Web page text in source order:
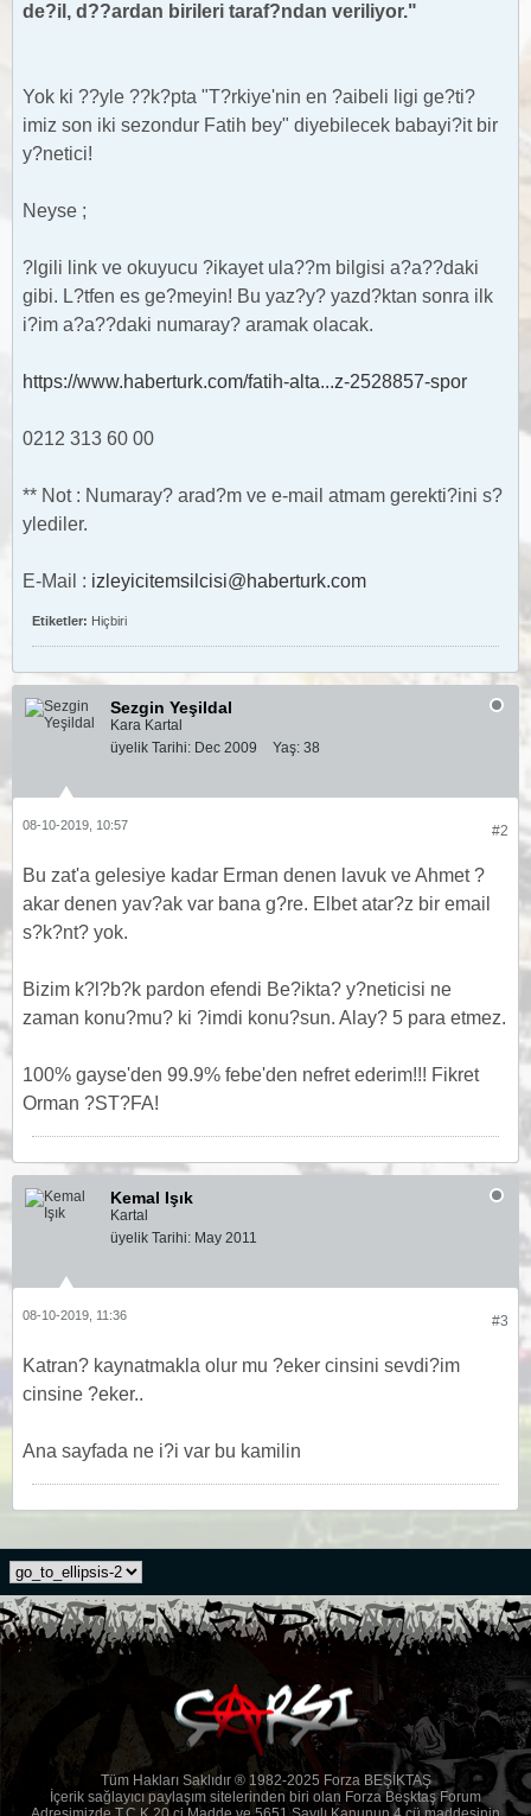
de?il, d??ardan birileri taraf?ndan veriliyor."
Yok ki ??yle ??k?pta "T?rkiye'nin en ?aibeli ligi ge?ti?
imiz son iki sezondur Fatih bey" diyebilecek babayi?it bir
y?netici!
Neyse ;
?lgili link ve okuyucu ?ikayet ula??m bilgisi a?a??daki
gibi. L?tfen es ge?meyin! Bu yaz?y? yazd?ktan sonra ilk
i?im a?a??daki numaray? aramak olacak.
https://www.haberturk.com/fatih-alta...z-2528857-spor
0212 313 60 00
** Not : Numaray? arad?m ve e-mail atmam gerekti?ini s?
ylediler.
E-Mail : izleyicitemsilcisi@haberturk.com
Etiketler: Hiçbiri
Sezgin Yeşildal
Kara Kartal
üyelik Tarihi: Dec 2009 Yaş: 38
#2
08-10-2019, 10:57
Bu zat'a gelesiye kadar Erman denen lavuk ve Ahmet ?
akar denen yav?ak var bana g?re. Elbet atar?z bir email
s?k?nt? yok.
Bizim k?l?b?k pardon efendi Be?ikta? y?neticisi ne
zaman konu?mu? ki ?imdi konu?sun. Alay? 5 para etmez.
100% gayse'den 99.9% febe'den nefret ederim!!! Fikret
Orman ?ST?FA!
Kemal Işık
Kartal
üyelik Tarihi: May 2011
#3
08-10-2019, 11:36
Katran? kaynatmakla olur mu ?eker cinsini sevdi?im
cinsine ?eker..
Ana sayfada ne i?i var bu kamilin
Tüm Hakları Saklıdır ® 1982-2025 Forza BEŞİKTAŞ
İçerik sağlayıcı paylaşım sitelerinden biri olan Forza Beşktaş Forum